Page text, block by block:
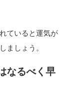
ていると運気が
ましょう。
なるべく早